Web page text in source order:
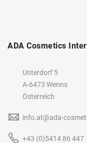
ADA Cosmetics
Unterdorf 5
A-6473 Wenns
Österreich
info.at@ada-
+43 (0)5414 86 447